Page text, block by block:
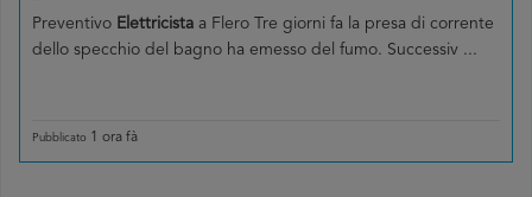
Preventivo Elettricista a Flero Tre giorni fa la presa di corrente
dello specchio del bagno ha emesso del fumo. Successiv ...
Pubblicato 1 ora fà